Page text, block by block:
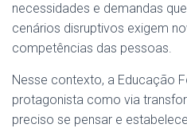
necessidades e demandas
cenários disruptivos exigem
competências das pessoas.
Nesse contexto, a Educação
protagonista como via
preciso se pensar e